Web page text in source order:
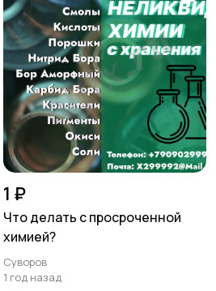
1 ₽
Что делать с просроченной
химией?
Суворов
1 год назад